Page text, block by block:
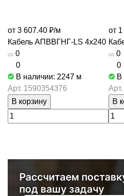
от 3 607.40 ₽/м
Кабель АПВВГНГ-LS 4х240
0
0
В наличии: 2247 м
Арт. 1590354376
В корзину
от
0
0
В
Арт.
В
Рассчитаем
под вашу задачу